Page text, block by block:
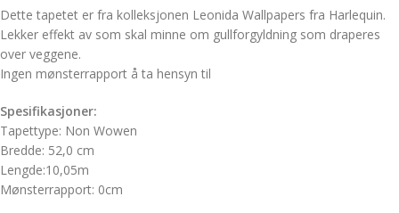
Dette tapetet er fra kolleksjonen Leonida Wallpapers fra Harlequin.
Lekker effekt av som skal minne om gullforgyldning som draperes
over veggene.
Ingen mønsterrapport å ta hensyn til
Spesifikasjoner:
Tapettype: Non Wowen
Bredde: 52,0 cm
Lengde:10,05m
Mønsterrapport: 0cm